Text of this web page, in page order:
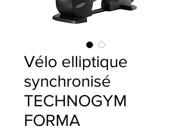
Vélo elliptique
synchronisé
TECHNOGYM
FORMA